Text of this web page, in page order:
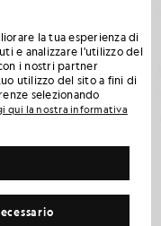
la tua esperienza di
e analizzare l'utilizzo del
i nostri partner
utilizzo del sito a fini di
selezionando
qui la nostra informativa